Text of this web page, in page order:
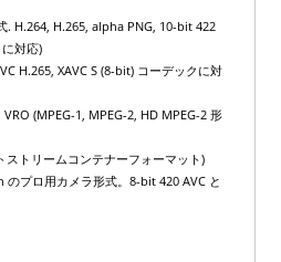
. H.264, H.265, alpha PNG, 10-bit 422
対応)
H.265, XAVC S (8-bit) コーデックに対
(MPEG-1, MPEG-2, HD MPEG-2 形
ストリームコンテナーフォーマット)
のプロ用カメラ形式。8-bit 420 AVC と